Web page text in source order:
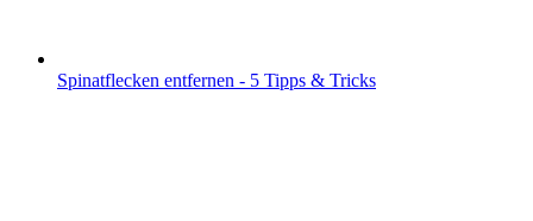
Spinatflecken entfernen - 5 Tipps & Tricks